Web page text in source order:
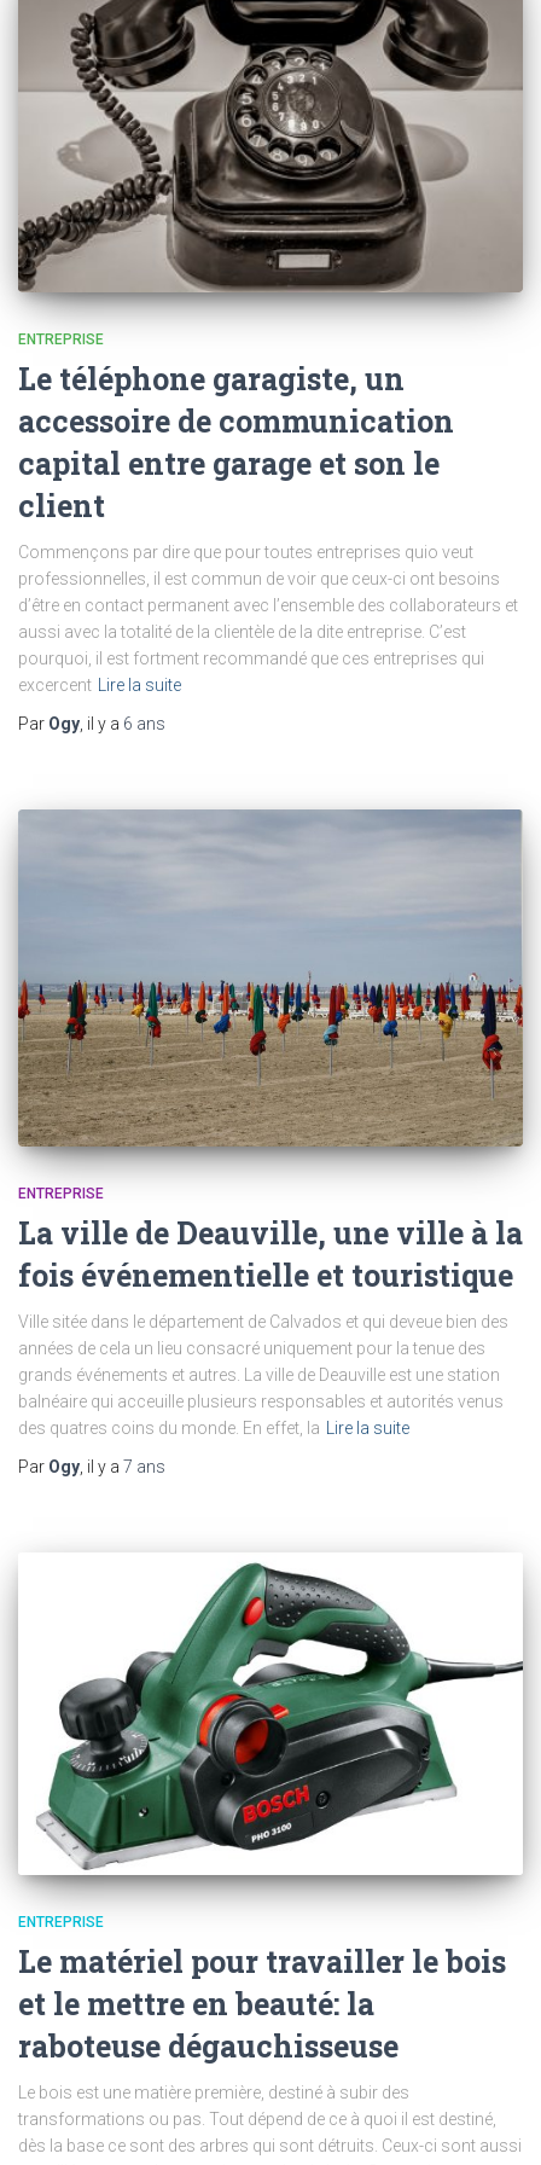
ENTREPRISE
Le téléphone garagiste, un
accessoire de communication
capital entre garage et son le
client
Commençons par dire que pour toutes entreprises quio veut
professionnelles, il est commun de voir que ceux-ci ont besoins
d’être en contact permanent avec l’ensemble des collaborateurs et
aussi avec la totalité de la clientèle de la dite entreprise. C’est
pourquoi, il est fortment recommandé que ces entreprises qui
excercent
Lire la suite
Par Ogy , il y a 6 ans
ENTREPRISE
La ville de Deauville, une ville à la
fois événementielle et touristique
Ville sitée dans le département de Calvados et qui deveue bien des
années de cela un lieu consacré uniquement pour la tenue des
grands événements et autres. La ville de Deauville est une station
balnéaire qui acceuille plusieurs responsables et autorités venus
des quatres coins du monde. En effet, la Lire la suite
Par Ogy , il y a 7 ans
ENTREPRISE
Le matériel pour travailler le bois
et le mettre en beauté: la
raboteuse dégauchisseuse
Le bois est une matière première, destiné à subir des
transformations ou pas. Tout dépend de ce à quoi il est destiné,
dès la base ce sont des arbres qui sont détruits. Ceux-ci sont aussi